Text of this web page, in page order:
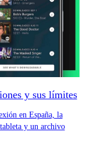
y sus límites
en España, la
y un archivo